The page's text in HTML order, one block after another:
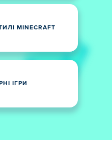
MINECRAFT
ІГРИ